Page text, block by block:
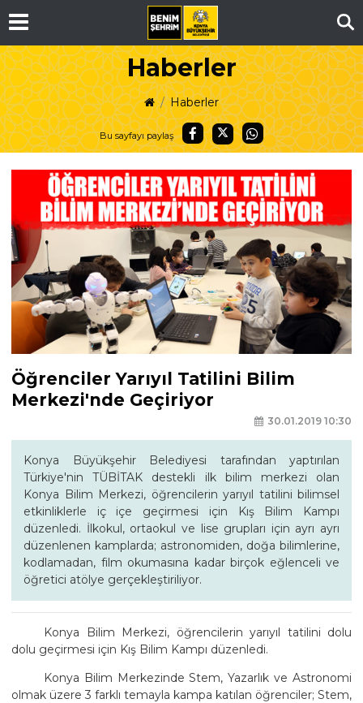
Haberler
Haberler
Bu sayfayı paylaş
Öğrenciler Yarıyıl Tatilini Bilim
Merkezi'nde Geçiriyor
30.01.2019 10:30
Konya Büyükşehir Belediyesi tarafından yaptırılan
Türkiye'nin TÜBİTAK destekli ilk bilim merkezi olan
Konya Bilim Merkezi, öğrencilerin yarıyıl tatilini bilimsel
etkinliklerle iç içe geçirmesi için Kış Bilim Kampı
düzenledi. İlkokul, ortaokul ve lise grupları için ayrı ayrı
düzenlenen kamplarda; astronomiden, doğa bilimlerine,
kodlamadan, film okumasına kadar birçok eğlenceli ve
öğretici atölye gerçekleştiriliyor.
Konya Bilim Merkezi, öğrencilerin yarıyıl tatilini dolu
dolu geçirmesi için Kış Bilim Kampı düzenledi.
Konya Bilim Merkezinde Stem, Yazarlık ve Astronomi
olmak üzere 3 farklı temayla kampa katılan öğrenciler; Stem,